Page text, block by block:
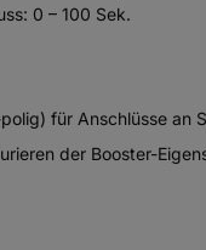
0 – 100 Sek.
für Anschlüsse an
der Booster-